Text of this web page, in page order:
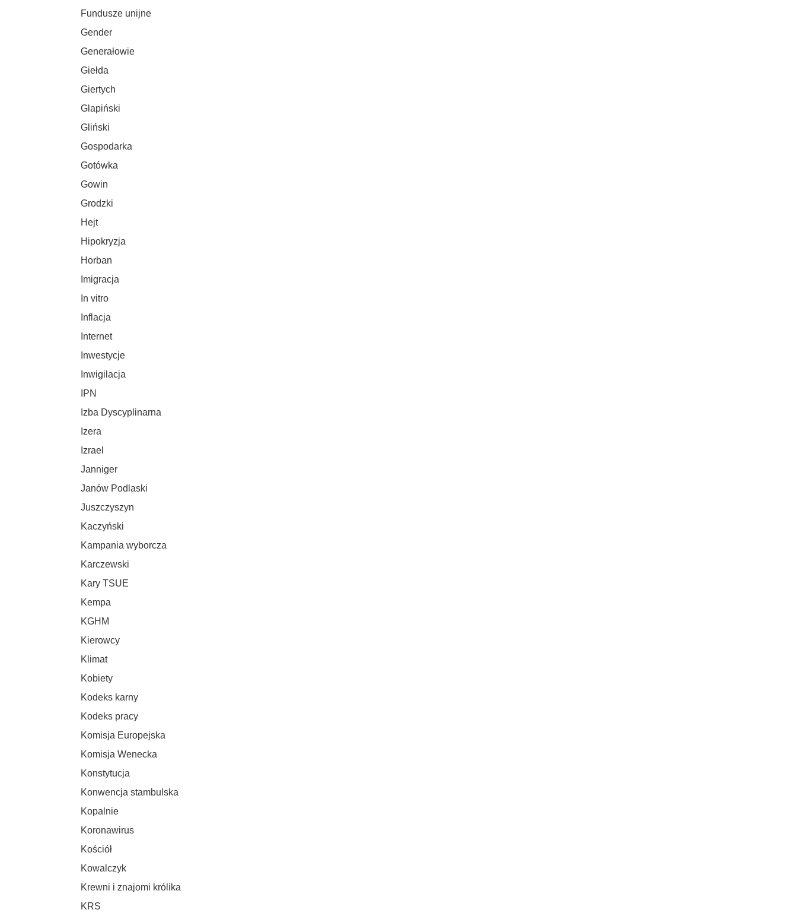
Fundusze unijne
Gender
Generałowie
Giełda
Giertych
Glapiński
Gliński
Gospodarka
Gotówka
Gowin
Grodzki
Hejt
Hipokryzja
Horban
Imigracja
In vitro
Inflacja
Internet
Inwestycje
Inwigilacja
IPN
Izba Dyscyplinarna
Izera
Izrael
Janniger
Janów Podlaski
Juszczyszyn
Kaczyński
Kampania wyborcza
Karczewski
Kary TSUE
Kempa
KGHM
Kierowcy
Klimat
Kobiety
Kodeks karny
Kodeks pracy
Komisja Europejska
Komisja Wenecka
Konstytucja
Konwencja stambulska
Kopalnie
Koronawirus
Kościół
Kowalczyk
Krewni i znajomi królika
KRS